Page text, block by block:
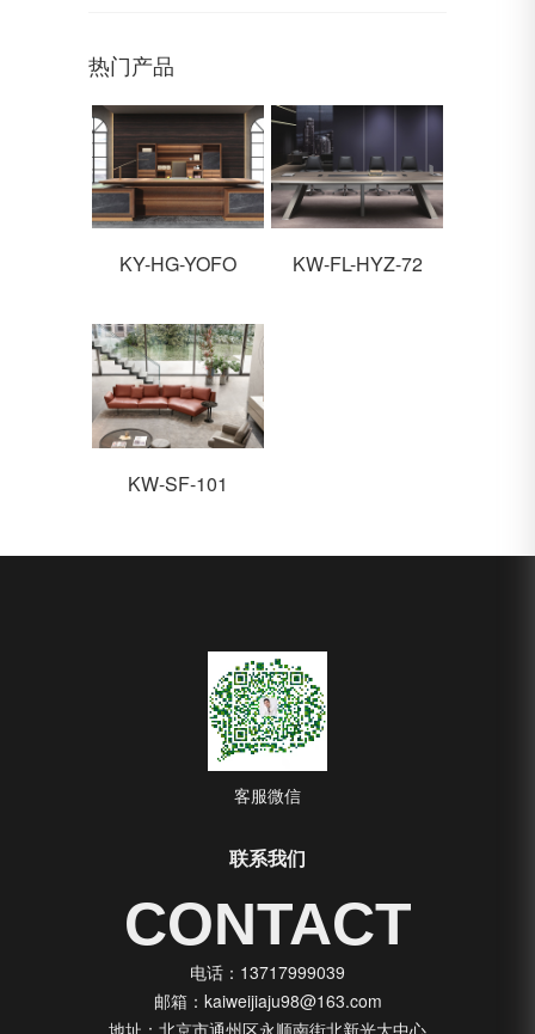
热门产品
KY-HG-YOFO KW-FL-HYZ-72
KW-SF-101
客服微信
联系我们
CONTACT
电话：13717999039
邮箱：kaiweijiaju98@163.com
地址：北京市通州区永顺南街北新光大中心